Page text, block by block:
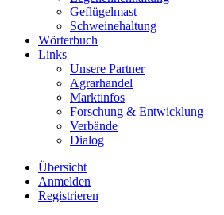
Geflügelmast
Schweinehaltung
Wörterbuch
Links
Unsere Partner
Agrarhandel
Marktinfos
Forschung & Entwicklung
Verbände
Dialog
Übersicht
Anmelden
Registrieren